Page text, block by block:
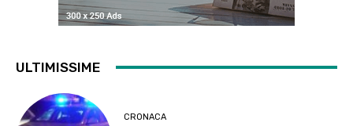
ULTIMISSIME
CRONACA